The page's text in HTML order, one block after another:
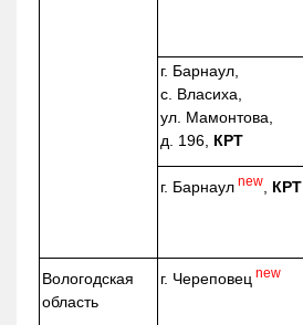
г. Барнаул,
с. Власиха,
ул. Мамонтова,
д. 196, КРТ
г. Барнаул new КРТ
Вологодская
область
г. Череповец new